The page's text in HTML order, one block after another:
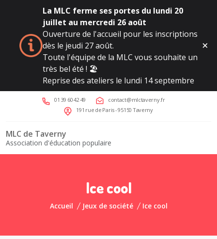
La MLC ferme ses portes du lundi 20
juillet au mercredi 26 août
Ouverture de l'accueil pour les inscriptions
dès le jeudi 27 août.
Toute l'équipe de la MLC vous souhaite un
très bel été ! 🏖️
Reprise des ateliers le lundi 14 septembre
01 39 60 42 49
contact@mlctaverny.fr
191 rue de Paris - 95150 Taverny
MLC de Taverny
Association d'éducation populaire
Ice cool
Accueil Jeux de société Ice cool